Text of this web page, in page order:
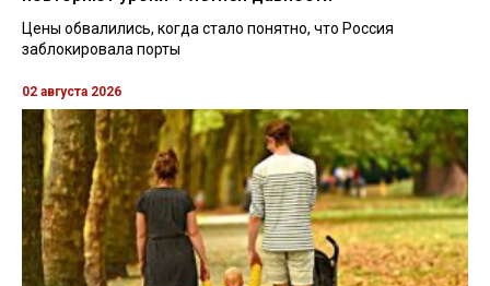
Цены обвалились, когда стало понятно, что Россия
заблокировала порты
02 августа 2026